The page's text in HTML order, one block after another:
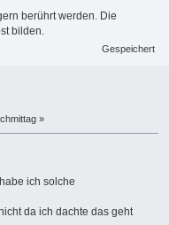
berührt werden. Die
bilden.
Gespeichert
»
ich solche
da ich dachte das geht